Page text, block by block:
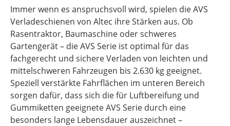
Immer wenn es anspruchsvoll wird, spielen die AVS
Verladeschienen von Altec ihre Stärken aus. Ob
Rasentraktor, Baumaschine oder schweres
Gartengerät – die AVS Serie ist optimal für das
fachgerecht und sichere Verladen von leichten und
mittelschweren Fahrzeugen bis 2.630 kg geeignet.
Speziell verstärkte Fahrflächen im unteren Bereich
sorgen dafür, dass sich die für Luftbereifung und
Gummiketten geeignete AVS Serie durch eine
besonders lange Lebensdauer auszeichnet –